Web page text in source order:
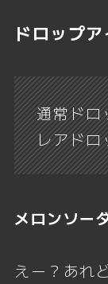
ドロップ
通常ドロ
レアドロ
メロンソー
えー？あれ